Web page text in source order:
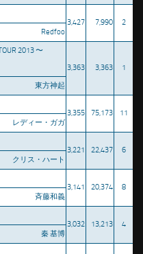
3,427
7,990
2
Redfoo
2013 〜
3,363 3,363
1
東方神起
3,355
75,173
11
レディー・ガガ
3,221
22,437
6
クリス・ハート
3,141
20,374
8
斉藤和義
3,032
13,213
4
秦 基博